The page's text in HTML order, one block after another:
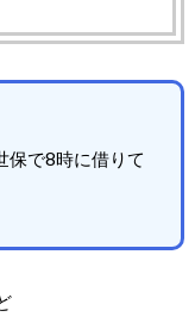
保で8時に借りて